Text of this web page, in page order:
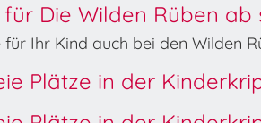
Die Wilden Rüben ab
Ihr Kind auch bei den Wilden
Plätze in der